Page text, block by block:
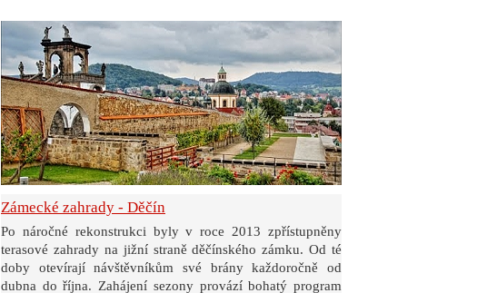
Zámecké zahrady - Děčín
Po náročné rekonstrukci byly v roce 2013 zpřístupněny
terasové zahrady na jižní straně děčínského zámku. Od té
doby otevírají návštěvníkům své brány každoročně od
dubna do října. Zahájení sezony provází bohatý program